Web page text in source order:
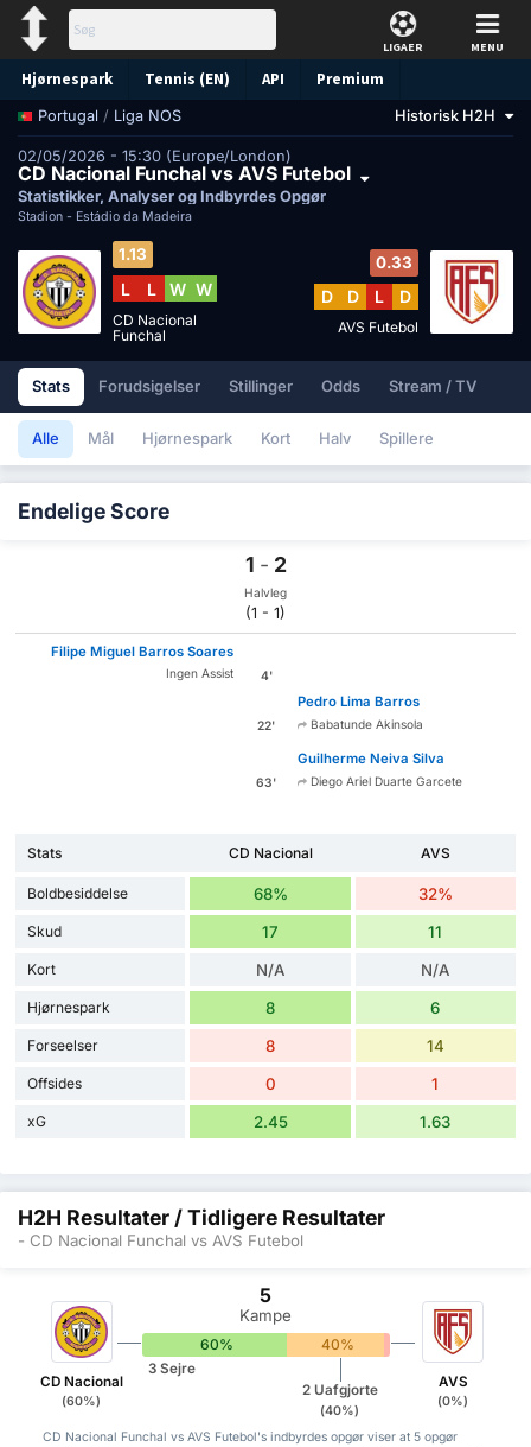
LIGAER MENU
Hjørnespark Tennis (EN) API Premium
Forudsigelse
Portugal / Liga NOS Historisk H2H
02/05/2026 - 15:30 (Europe/London)
CD Nacional Funchal vs AVS Futebol
Statistikker, Analyser og Indbyrdes Opgør
Stadion - Estádio da Madeira
1.13
L L W W
CD Nacional
Funchal
0.33
D D L D
AVS Futebol
Stats Forudsigelser Stillinger Odds Stream / TV
Alle Mål Hjørnespark Kort Halv Spillere
Endelige Score
1 - 2
Halvleg
(1 - 1)
Filipe Miguel Barros Soares
Ingen Assist 4'
22'
Pedro Lima Barros
Babatunde Akinsola
63'
Guilherme Neiva Silva
Diego Ariel Duarte Garcete
Stats CD Nacional AVS
Boldbesiddelse 68% 32%
Skud 17 11
Kort N/A N/A
Hjørnespark 8 6
Forseelser 8 14
Offsides 0 1
xG 2.45 1.63
H2H Resultater / Tidligere Resultater
- CD Nacional Funchal vs AVS Futebol
CD Nacional
(60%)
5
Kampe
60% 40% 0%
3 Sejre
2 Uafgjorte
(40%)
AVS
(0%)
CD Nacional Funchal vs AVS Futebol's indbyrdes opgør viser at 5 opgør